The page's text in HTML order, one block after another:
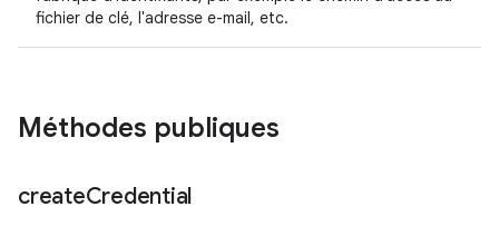
fichier de clé, l'adresse e-mail, etc.
Méthodes publiques
createCredential